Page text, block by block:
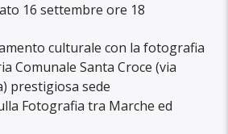
16 settembre ore 18
culturale con la fotografia
Comunale Santa Croce (via
prestigiosa sede
Fotografia tra Marche ed